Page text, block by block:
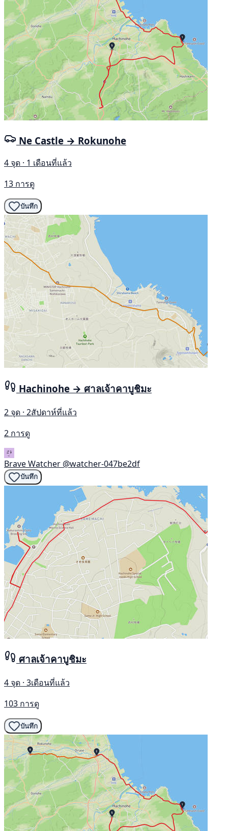
Ne Castle → Rokunohe
4 จุด · 1 เดือนที่แล้ว
13 การดู
บันทึก
Hachinohe → ศาลเจ้าคาบูชิมะ
2 จุด · 2สัปดาห์ที่แล้ว
2 การดู
Brave Watcher @watcher-047be2df
บันทึก
ศาลเจ้าคาบูชิมะ
4 จุด · 3เดือนที่แล้ว
103 การดู
บันทึก